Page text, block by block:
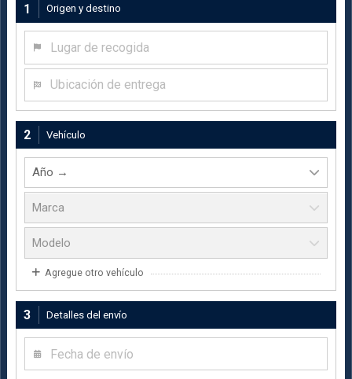
1 Origen y destino
2 Vehículo
Agregue otro vehículo
3 Detalles del envío